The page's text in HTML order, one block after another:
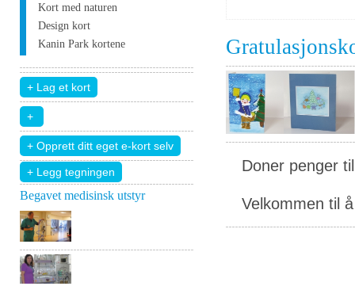
Kort med naturen
Design kort
Kanin Park kortene
+ Legg tegningen
Begavet medisinsk utstyr
Doner penger
Velkommen til